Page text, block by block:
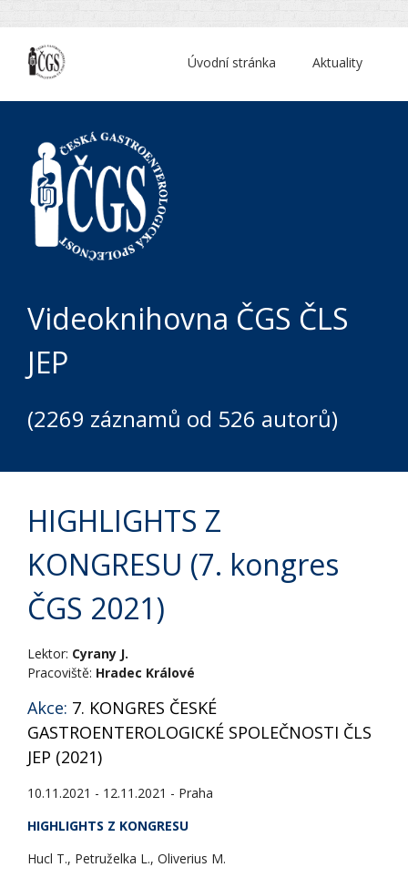
Aktuality
Úvodní stránka
Videoknihovna ČGS ČLS
JEP
(2269 záznamů od 526 autorů)
HIGHLIGHTS Z
KONGRESU (7. kongres
ČGS 2021)
Lektor: Cyrany J.
Pracoviště: Hradec Králové
Akce: 7. KONGRES ČESKÉ
GASTROENTEROLOGICKÉ SPOLEČNOSTI ČLS
JEP (2021)
10.11.2021 - 12.11.2021 - Praha
HIGHLIGHTS Z KONGRESU
Hucl T., Petruželka L., Oliverius M.